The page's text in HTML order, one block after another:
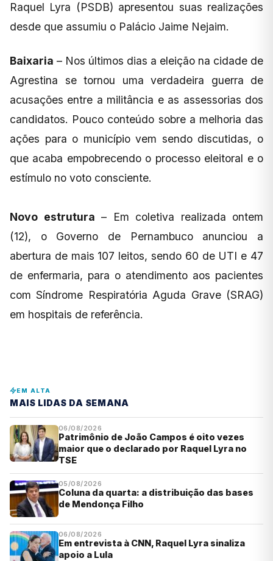
Raquel Lyra (PSDB) apresentou suas realizações
desde que assumiu o Palácio Jaime Nejaim.
Baixaria – Nos últimos dias a eleição na cidade de
Agrestina se tornou uma verdadeira guerra de
acusações entre a militância e as assessorias dos
candidatos. Pouco conteúdo sobre a melhoria das
ações para o município vem sendo discutidas, o
que acaba empobrecendo o processo eleitoral e o
estímulo no voto consciente.
Novo estrutura – Em coletiva realizada ontem
(12), o Governo de Pernambuco anunciou a
abertura de mais 107 leitos, sendo 60 de UTI e 47
de enfermaria, para o atendimento aos pacientes
com Síndrome Respiratória Aguda Grave (SRAG)
em hospitais de referência.
EM ALTA
MAIS LIDAS DA SEMANA
06/08/2026
Patrimônio de João Campos é oito vezes
maior que o declarado por Raquel Lyra no
TSE
05/08/2026
Coluna da quarta: a distribuição das bases
de Mendonça Filho
06/08/2026
Em entrevista à CNN, Raquel Lyra sinaliza
apoio a Lula